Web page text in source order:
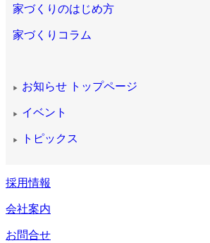
家づくりのはじめ方
家づくりコラム
▶ お知らせ トップページ
▶ イベント
▶ トピックス
採用情報
会社案内
お問合せ